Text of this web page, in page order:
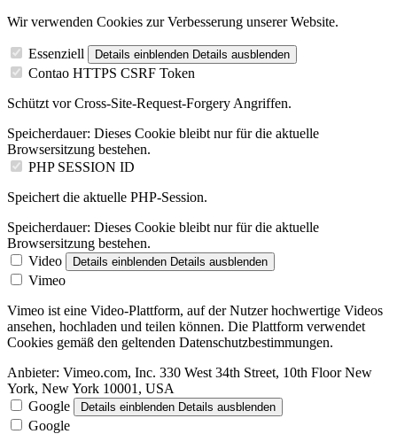
Wir verwenden Cookies zur Verbesserung unserer Website.
Essenziell Details einblenden Details ausblenden
Contao HTTPS CSRF Token
Schützt vor Cross-Site-Request-Forgery Angriffen.
Speicherdauer: Dieses Cookie bleibt nur für die aktuelle
Browsersitzung bestehen.
PHP SESSION ID
Speichert die aktuelle PHP-Session.
Speicherdauer: Dieses Cookie bleibt nur für die aktuelle
Browsersitzung bestehen.
Video
Details einblenden Details ausblenden
Vimeo
Vimeo ist eine Video-Plattform, auf der Nutzer hochwertige Videos
ansehen, hochladen und teilen können. Die Plattform verwendet
Cookies gemäß den geltenden Datenschutzbestimmungen.
Anbieter: Vimeo.com, Inc. 330 West 34th Street, 10th Floor New
York, New York 10001, USA
Google
Details einblenden Details ausblenden
Google